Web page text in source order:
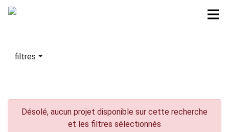
filtres
Désolé, aucun projet disponible sur cette recherche
et les filtres sélectionnés